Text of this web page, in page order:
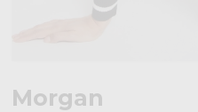
Morgan